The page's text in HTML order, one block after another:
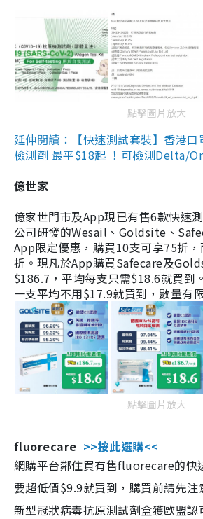
點擊圖片放大
延伸閱讀：【快速測試套裝】香港
檢測劑 最平$18起 ！可檢測Delta/
億世家
億家世門市及App現已有售6款快速
公司研發的Wesail、Goldsite、
App限定優惠，購買10支可享75折
折。現凡於App購買Safecare及
$186.7，平均每支只需$18.6就買到
一支平均不用$17.9就買到，數量有
點擊圖片放大
fluorecare >>按此選購<<
網購平台鄰住買有售fluorecare的快
要超低價$9.9就買到，購買前請先
新型冠狀病毒抗原測試劑盒獲歐盟